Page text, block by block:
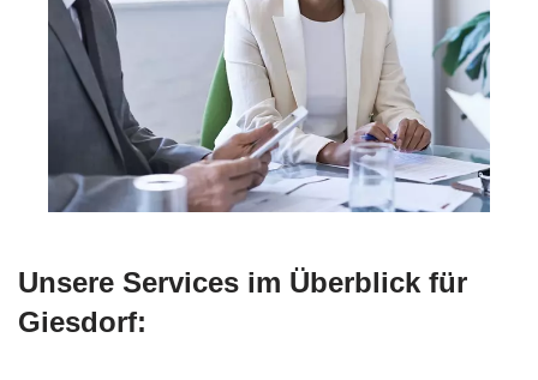
Unsere Services im Überblick für
Giesdorf: